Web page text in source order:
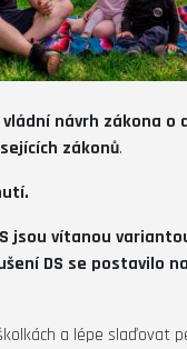
návrh zákona
zákonů.
jsou vítanou
DS se postavilo
a lépe slaďovat